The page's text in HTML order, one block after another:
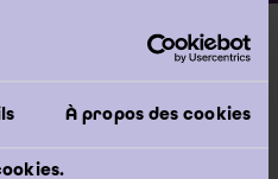
À propos des cookies
- 09:00 -00:00